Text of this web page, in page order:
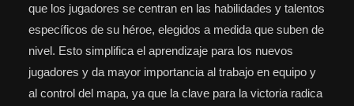
que los jugadores se centran en las habilidades y talentos
específicos de su héroe, elegidos a medida que suben de
nivel. Esto simplifica el aprendizaje para los nuevos
jugadores y da mayor importancia al trabajo en equipo y
al control del mapa, ya que la clave para la victoria radica